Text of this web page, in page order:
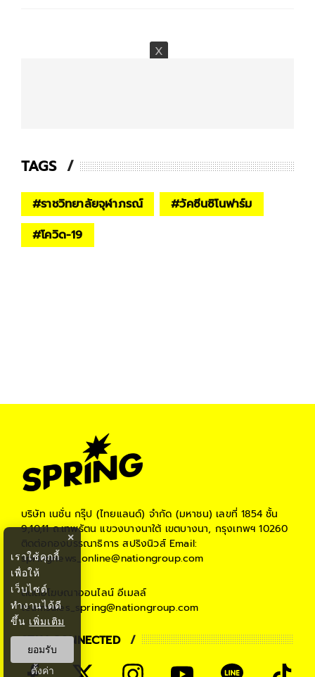
TAGS
#ราชวิทยาลัยจุฬาภรณ์ #วัคซีนซิโนฟาร์ม
#โควิด-19
บริษัท เนชั่น กรุ๊ป (ไทยแลนด์) จำกัด (มหาชน) เลขที่ 1854 ชั้น
9,10,11 ถ.เทพรัตน แขวงบางนาใต้ เขตบางนา, กรุงเทพฯ 10260
ติดต่อกองบรรณาธิการ สปริงนิวส์Email:
springnews_online@nationgroup.com
ติดต่อโฆษณาออนไลน์ อีเมลล์
teamsales_spring@nationgroup.com
STAY CONNECTED
×
เราใช้คุกกี้
เพื่อให้
เว็บไซต์
ทำงานได้ดี
ขึ้น เพิ่มเติม
ยอมรับ
ตั้งค่า